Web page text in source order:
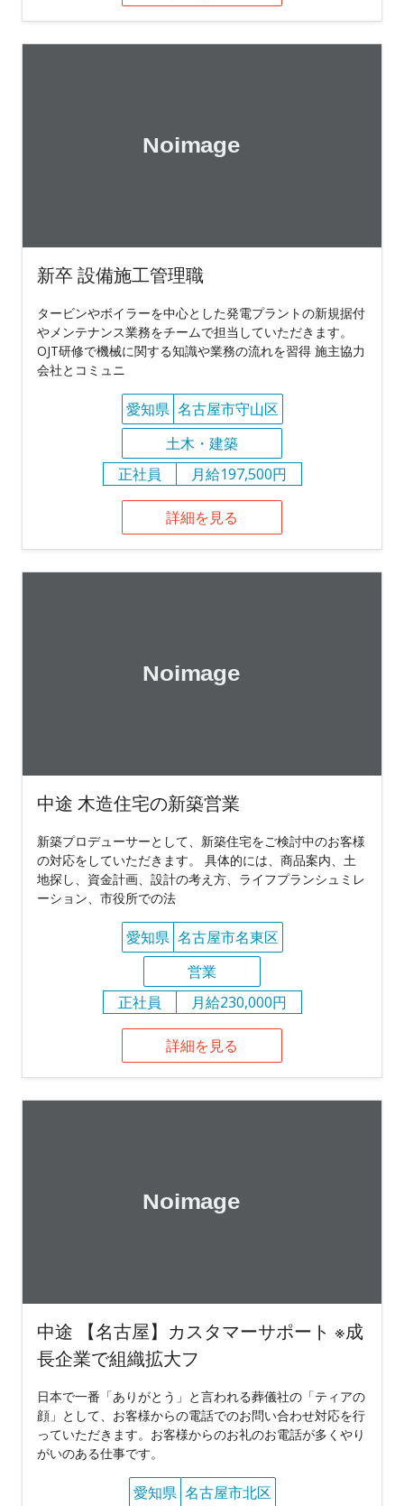
新卒 設備施工管理職
タービンやボイラーを中心とした発電プラントの新規据付
やメンテナンス業務をチームで担当していただきます。
OJT研修で機械に関する知識や業務の流れを習得 施主協力
会社とコミュニ
愛知県 名古屋市守山区
土木・建築
正社員
月給197,500円
詳細を見る
中途 木造住宅の新築営業
新築プロデューサーとして、新築住宅をご検討中のお客様
の対応をしていただきます。 具体的には、商品案内、土
地探し、資金計画、設計の考え方、ライフプランシュミレ
ーション、市役所での法
愛知県 名古屋市名東区
営業
正社員
月給230,000円
詳細を見る
中途 【名古屋】カスタマーサポート ※成
長企業で組織拡大フ
日本で一番「ありがとう」と言われる葬儀社の「ティアの
顔」として、お客様からの電話でのお問い合わせ対応を行
っていただきます。お客様からのお礼のお電話が多くやり
がいのある仕事です。
愛知県 名古屋市北区